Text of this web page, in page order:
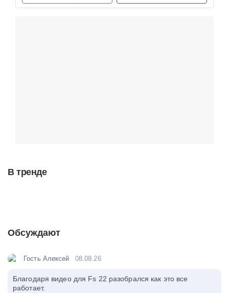
В тренде
Обсуждают
Гость Алексей 08.08.26
Благодаря видео для Fs 22 разобрался как это все
работает.